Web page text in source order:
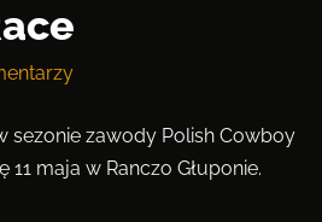
sezonie zawody Polish Cowboy
11 maja w Ranczo Głuponie.